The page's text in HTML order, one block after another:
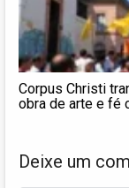
Corpus Christi
obra de arte e fé
Deixe um